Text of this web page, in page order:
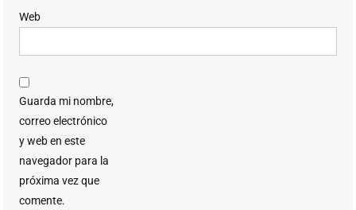
Web
Guarda mi nombre,
correo electrónico
y web en este
navegador para la
próxima vez que
comente.